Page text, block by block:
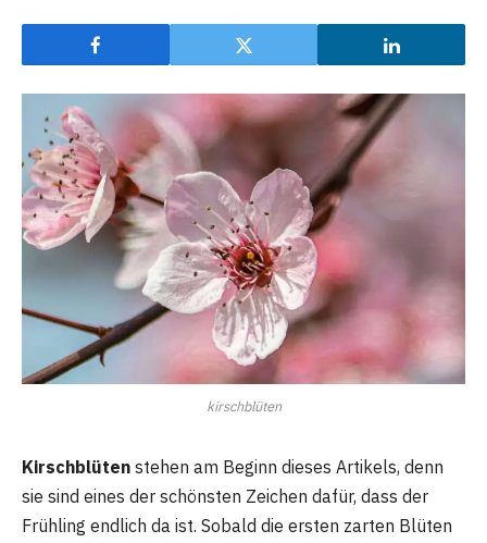
kirschblüten
Kirschblüten stehen am Beginn dieses Artikels, denn
sie sind eines der schönsten Zeichen dafür, dass der
Frühling endlich da ist. Sobald die ersten zarten Blüten